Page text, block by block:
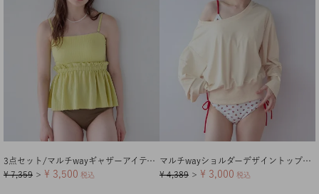
3点セット/マルチwayギャザーアイテム×ビキニ/水着
¥ 7,359 ＞ ¥ 3,500 税込
マルチwayショルダーデザイントップス/ラッシュガード
¥ 4,389 ＞ ¥ 3,000 税込